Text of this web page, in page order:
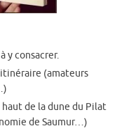
y consacrer.
(amateurs
de la dune du Pilat
de Saumur…)